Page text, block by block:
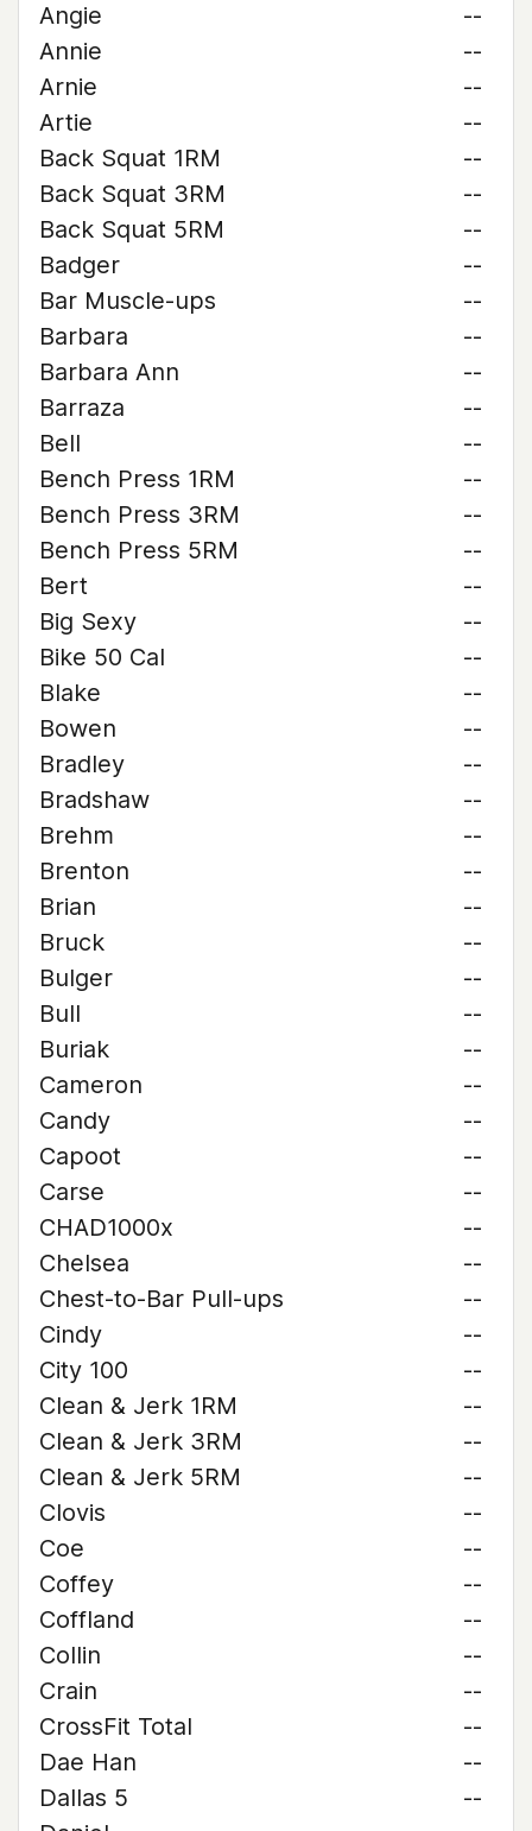
Angie
--
Annie
--
Arnie
--
Artie
--
Back Squat 1RM
--
Back Squat 3RM
--
Back Squat 5RM
--
Badger
--
Bar Muscle-ups
--
Barbara
--
Barbara Ann
--
Barraza
--
Bell
--
Bench Press 1RM
--
Bench Press 3RM
--
Bench Press 5RM
--
Bert
--
Big Sexy
--
Bike 50 Cal
--
Blake
--
Bowen
--
Bradley
--
Bradshaw
--
Brehm
--
Brenton
--
Brian
--
Bruck
--
Bulger
--
Bull
--
Buriak
--
Cameron
--
Candy
--
Capoot
--
Carse
--
CHAD1000x
--
Chelsea
--
Chest-to-Bar Pull-ups
--
Cindy
--
City 100
--
Clean & Jerk 1RM
--
Clean & Jerk 3RM
--
Clean & Jerk 5RM
--
Clovis
--
Coe
--
Coffey
--
Coffland
--
Collin
--
Crain
--
CrossFit Total
--
Dae Han
--
Dallas 5
--